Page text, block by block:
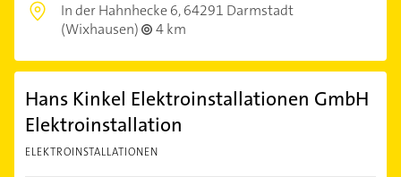
In der Hahnhecke 6,64291 Darmstadt
(Wixhausen)
4 km
Hans Kinkel Elektroinstallationen GmbH
Elektroinstallation
ELEKTROINSTALLATIONEN